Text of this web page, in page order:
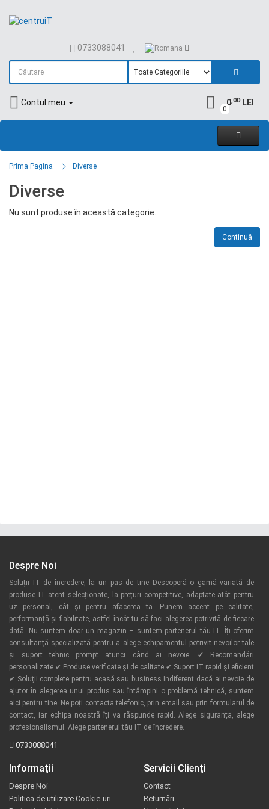
0733088041
Contul meu
0
0,00LEI
Prima Pagina Diverse
Diverse
Nu sunt produse în această categorie.
Continuă
Despre Noi
Soluții IT de încredere, la un pas de tine Descoperă o gamă variată de
produse IT atent selecționate, la prețuri competitive, adaptate atât pentru
uz personal, cât și pentru afacerea ta. Punem accent pe calitate,
performanță și fiabilitate, astfel încât tu să faci alegerea potrivită de fiecare
dată. Nu suntem doar un magazin – suntem partenerul tău IT. Îți oferim
consultanță specializată pentru a alege echipamentul potrivit nevoilor tale
și suport tehnic prompt atunci când ai nevoie. ✔ Recomandări
personalizate ✔ Produse verificate și de calitate ✔ Suport IT rapid și eficient
✔ Soluții complete pentru acasă sau business Indiferent dacă ai nevoie de
ajutor în alegerea unui produs sau întâmpini o problemă tehnică, suntem
aici pentru tine. Ne poți contacta telefonic, prin email sau prin formularul de
contact, iar echipa noastră îți va răspunde rapid. Alege siguranța, alege
profesionalismul. Alege partenerul tău IT de încredere.
0733088041
Informaţii
Despre Noi
Politica de utilizare Cookie-uri
Servicii Clienţi
Contact
Returnări